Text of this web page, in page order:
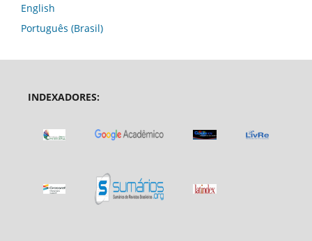
English
Português (Brasil)
INDEXADORES: